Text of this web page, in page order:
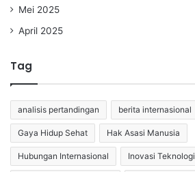
Mei 2025
April 2025
Tag
analisis pertandingan berita internasional
Gaya Hidup Sehat Hak Asasi Manusia
Hubungan Internasional Inovasi Teknologi